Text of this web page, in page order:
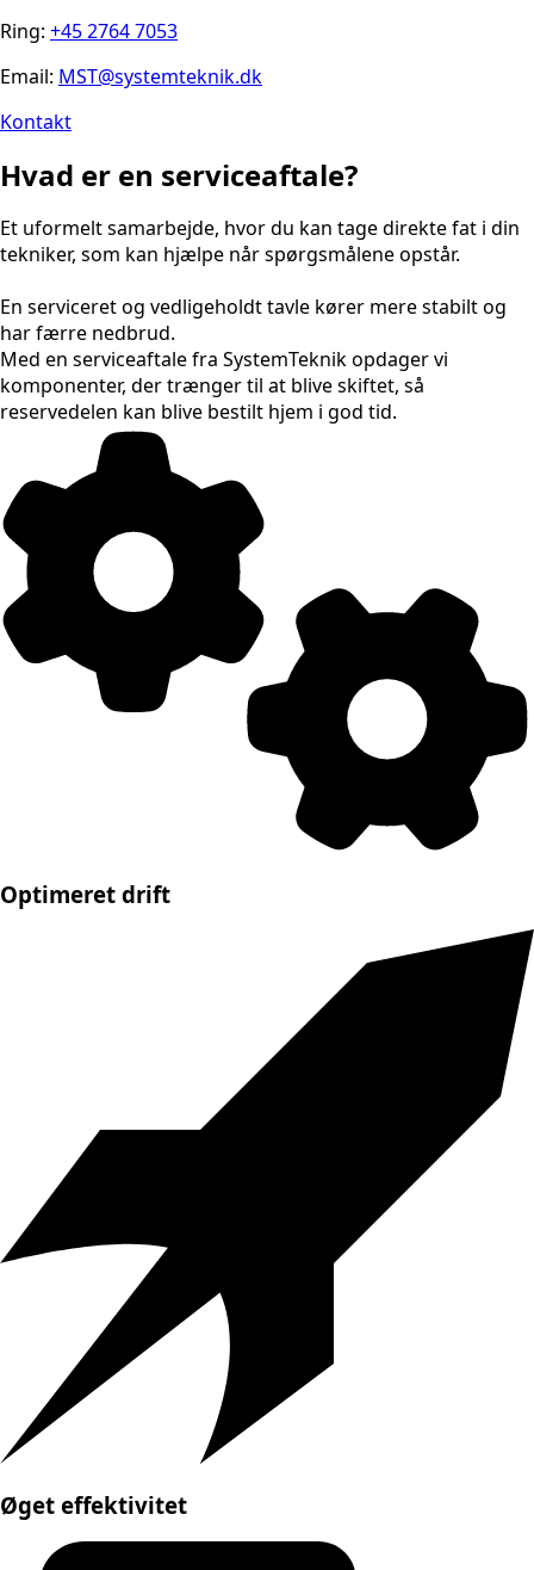
Ring: +45 2764 7053
Email: MST@systemteknik.dk
Kontakt
Hvad er en serviceaftale?
Et uformelt samarbejde, hvor du kan tage direkte fat i din
tekniker, som kan hjælpe når spørgsmålene opstår.
En serviceret og vedligeholdt tavle kører mere stabilt og
har færre nedbrud.
Med en serviceaftale fra SystemTeknik opdager vi
komponenter, der trænger til at blive skiftet, så
reservedelen kan blive bestilt hjem i god tid.
Optimeret drift
Øget effektivitet